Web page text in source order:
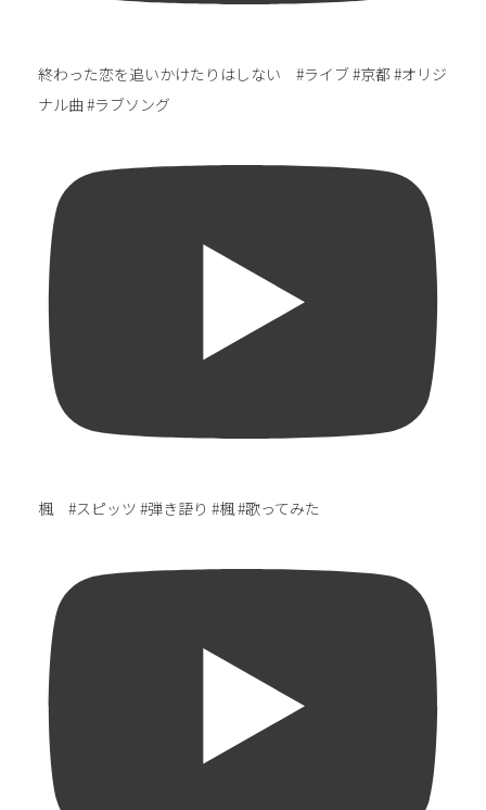
終わった恋を追いかけたりはしない #ライブ #京都 #オリジ
ナル曲 #ラブソング
楓 #スピッツ #弾き語り #楓 #歌ってみた